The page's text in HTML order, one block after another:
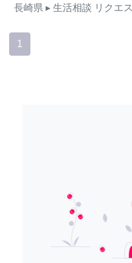
長崎県 ▸ 生活相談 リクエ
1